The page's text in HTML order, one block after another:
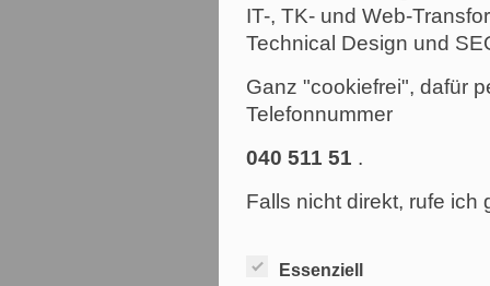
IT-, TK- und Web-
Technical Design und
Ganz "cookiefrei", dafür
Telefonnummer
040 511 51 .
Falls nicht direkt, rufe ich
Essenziell